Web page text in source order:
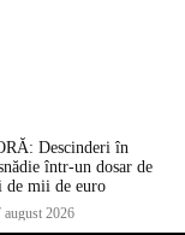
Descinderi în
într-un dosar de
de mii de euro
august 2026